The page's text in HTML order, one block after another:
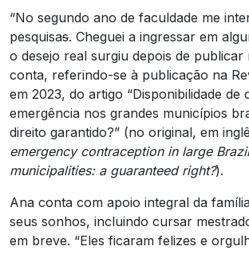
“No segundo ano de faculdade me
pesquisas. Cheguei a ingressar em
o desejo real surgiu depois de publicar
conta, referindo-se à publicação na
em 2023, do artigo “Disponibilidade de
emergência nos grandes municípios
direito garantido?” (no original, em
emergency contraception in large
municipalities: a guaranteed right?).
Ana conta com apoio integral da
seus sonhos, incluindo cursar
em breve. “Eles ficaram felizes e